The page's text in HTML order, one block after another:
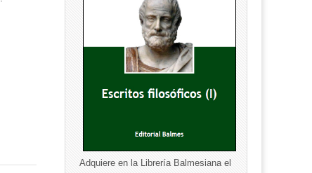
Adquiere en la Librería Balmesiana el